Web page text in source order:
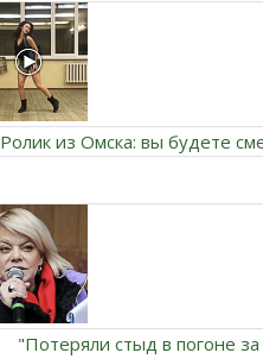
Ролик из Омска: вы будете
"Потеряли стыд в погоне